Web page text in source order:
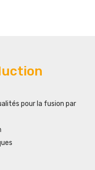
pour la fusion par